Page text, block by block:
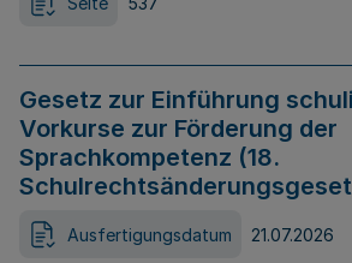
Gesetz zur Einführung
Vorkurse zur Förderung der
Sprachkompetenz (18.
Ausfertigungsdatum 21.07.2026